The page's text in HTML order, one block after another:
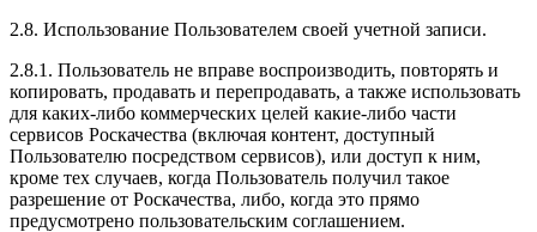
2.8. Использование Пользователем своей учетной записи.
2.8.1. Пользователь не вправе воспроизводить, повторять и
копировать, продавать и перепродавать, а также использовать
для каких-либо коммерческих целей какие-либо части
сервисов Роскачества (включая контент, доступный
Пользователю посредством сервисов), или доступ к ним,
кроме тех случаев, когда Пользователь получил такое
разрешение от Роскачества, либо, когда это прямо
предусмотрено пользовательским соглашением.